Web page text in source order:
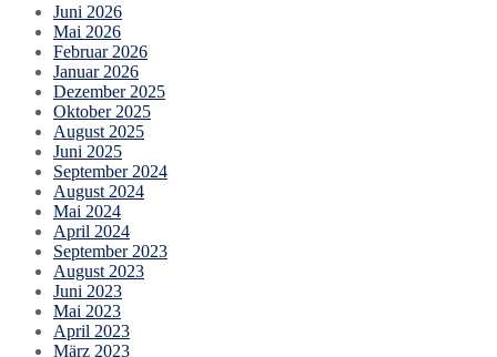
Juni 2026
Mai 2026
Februar 2026
Januar 2026
Dezember 2025
Oktober 2025
August 2025
Juni 2025
September 2024
August 2024
Mai 2024
April 2024
September 2023
August 2023
Juni 2023
Mai 2023
April 2023
März 2023